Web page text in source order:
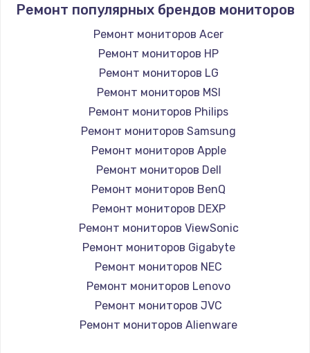
Замена вебкамеры
1260 руб.
Заказать
Ремонт петель крышки
990 руб.
Заказать
Настройка Wi-Fi
1030 руб.
Заказать
Замена шим-контроллера
3900 руб.
Заказать
Ремонт популярных брендов мониторов
Ремонт мониторов Acer
Ремонт мониторов HP
Ремонт мониторов LG
Ремонт мониторов MSI
Ремонт мониторов Philips
Ремонт мониторов Samsung
Ремонт мониторов Apple
Ремонт мониторов Dell
Ремонт мониторов BenQ
Ремонт мониторов DEXP
Ремонт мониторов ViewSonic
Ремонт мониторов Gigabyte
Ремонт мониторов NEC
Ремонт мониторов Lenovo
Ремонт мониторов JVC
Ремонт мониторов Alienware